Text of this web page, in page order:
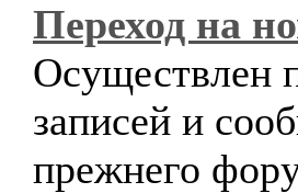
Переход на
Осуществлен
записей и
прежнего